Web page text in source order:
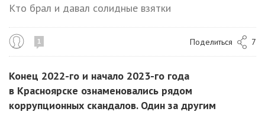
Кто брал и давал солидные взятки
1 Поделиться 7
Конец 2022-го и начало 2023-го года
в Красноярске ознаменовались рядом
коррупционных скандалов. Один за другим